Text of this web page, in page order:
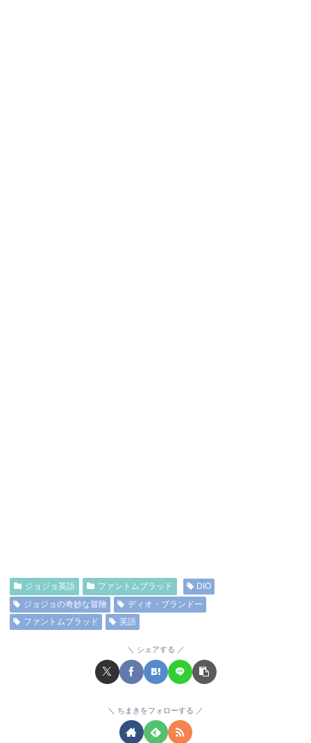
ジョジョ英語 ファントムブラッド
DIO
ジョジョの奇妙な冒険
ディオ・ブランドー
ファントムブラッド
英語
シェアする
ちまきをフォローする